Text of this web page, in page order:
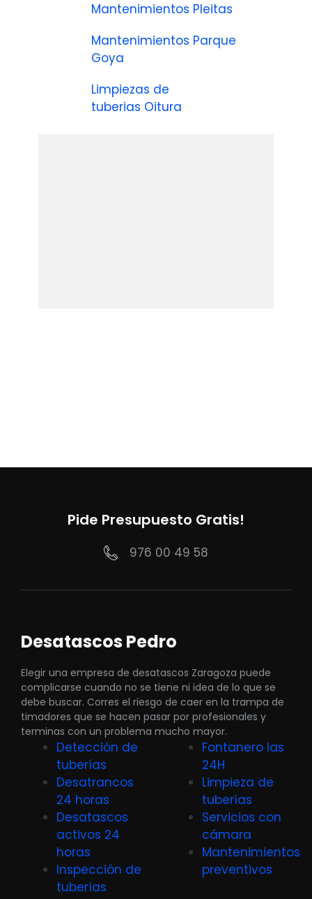
Mantenimientos Pleitas
Mantenimientos Parque
Goya
Limpiezas de
tuberias Oitura
Pide Presupuesto Gratis!
976 00 49 58
Desatascos Pedro
Elegir una empresa de desatascos Zaragoza puede
complicarse cuando no se tiene ni idea de lo que se
debe buscar. Corres el riesgo de caer en la trampa de
timadores que se hacen pasar por profesionales y
terminas con un problema mucho mayor.
Detección de
tuberías
Desatrancos
24 horas
Desatascos
activos 24
horas
Inspección de
tuberías
Fontanero las
24H
Limpieza de
tuberías
Servicios con
cámara
Mantenimientos
preventivos